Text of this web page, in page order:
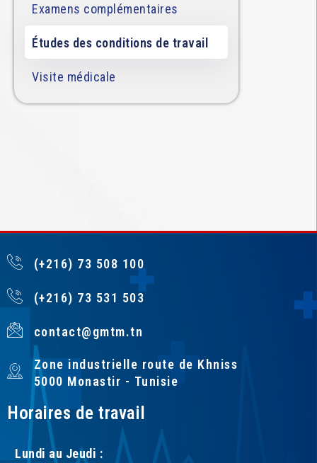
Examens complémentaires
Études des conditions de travail
Visite médicale
(+216) 73 508 100
(+216) 73 531 503
contact@gmtm.tn
Zone industrielle route de Khniss
5000 Monastir - Tunisie
Horaires de travail
Lundi au Jeudi :